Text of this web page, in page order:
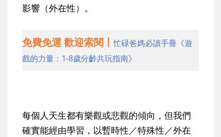
影響（外在性）。
免費免運 歡迎索閱丨忙碌爸媽必讀手冊《遊
戲的力量：1-8歲分齡共玩指南》
每個人天生都有樂觀或悲觀的傾向，但我們
確實能經由學習，以暫時性／特殊性／外在